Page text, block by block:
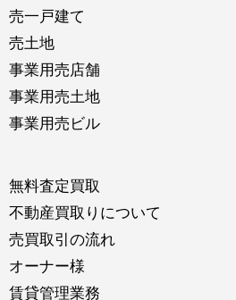
売一戸建て
売土地
事業用売店舗
事業用売土地
事業用売ビル
無料査定買取
不動産買取りについて
売買取引の流れ
オーナー様
賃貸管理業務